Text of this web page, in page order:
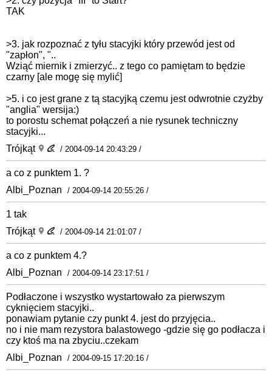
TAK
>3. jak rozpoznać z tyłu stacyjki który przewód jest od
"zapłon", "..
Wziąć miernik i zmierzyć.. z tego co pamiętam to będzie
czarny [ale mogę się mylić]
>5. i co jest grane z tą stacyjką czemu jest odwrotnie czyżby
"anglia" wersija:)
to porostu schemat połączeń a nie rysunek techniczny
stacyjki...
Trójkąt
/ 2004-09-14 20:43:29 /
a co z punktem 1. ?
Albi_Poznan
/ 2004-09-14 20:55:26 /
1 tak
Trójkąt
/ 2004-09-14 21:01:07 /
a co z punktem 4.?
Albi_Poznan
/ 2004-09-14 23:17:51 /
Podłaczone i wszystko wystartowało za pierwszym
cyknięciem stacyjki..
ponawiam pytanie czy punkt 4. jest do przyjęcia..
no i nie mam rezystora balastowego -gdzie się go podłacza i
czy ktoś ma na zbyciu..czekam
Albi_Poznan
/ 2004-09-15 17:20:16 /